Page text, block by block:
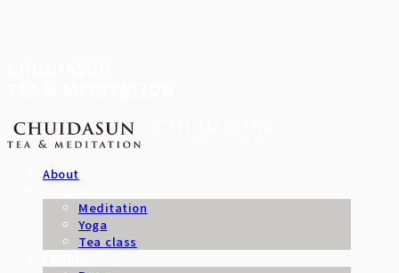
About
Meditation
Yoga
Tea class